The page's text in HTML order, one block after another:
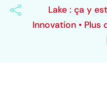
Lake : ça y
Innovation •